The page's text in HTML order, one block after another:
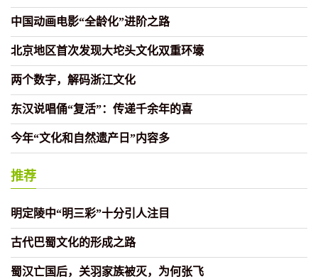
中国动画电影“全龄化”进阶之路
北京地区首次发现大坨头文化双重环壕
两个数字，解码浙江文化
东汉说唱俑“复活”：传递千余年的喜
今年“文化和自然遗产日”内容多
推荐
明定陵中“明三彩”十分引人注目
古代巴蜀文化的形成之路
蜀汉亡国后，关羽家族被灭，为何张飞